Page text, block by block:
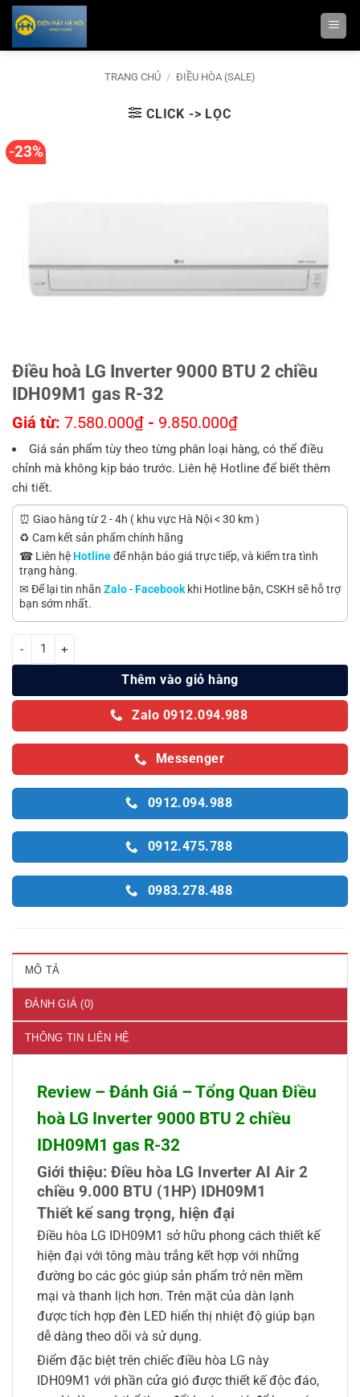
Bỏ
qua
nội
TRANG CHỦ / ĐIỀU HÒA (SALE)
CLICK -> LỌC
-23%
Điều hoà LG Inverter 9000 BTU 2 chiều
IDH09M1 gas R-32
Giá từ: 7.580.000₫ - 9.850.000₫
Giá sản phẩm tùy theo từng phân loại hàng, có thể điều
chỉnh mà không kịp báo trước. Liên hệ Hotline để biết thêm
chi tiết.
⏰ Giao hàng từ 2 - 4h ( khu vực Hà Nội < 30 km )
♻️ Cam kết sản phẩm chính hãng
☎ Liên hệHotlineđể nhận báo giá trực tiếp, và kiểm tra tình
trạng hàng.
✉ Để lại tin nhắn Zalo-Facebook khi Hotline bận, CSKH sẽ hỗ trợ
bạn sớm nhất.
Điều hoà LG Inverter 9000 BTU 2 chiều IDH09M1 gas R-32 số lượng
Thêm vào giỏ hàng
Zalo 0912.094.988
Messenger
0912.094.988
0912.475.788
0983.278.488
MÔ TẢ
ĐÁNH GIÁ (0)
THÔNG TIN LIÊN HỆ
Review – Đánh Giá – Tổng Quan Điều
hoà LG Inverter 9000 BTU 2 chiều
IDH09M1 gas R-32
Giới thiệu: Điều hòa LG Inverter AI Air 2
chiều 9.000 BTU (1HP) IDH09M1
Thiết kế sang trọng, hiện đại
Điều hòa LG IDH09M1 sở hữu phong cách thiết kế
hiện đại với tông màu trắng kết hợp với những
đường bo các góc giúp sản phẩm trở nên mềm
mại và thanh lịch hơn. Trên mặt của dàn lạnh
được tích hợp đèn LED hiển thị nhiệt độ giúp bạn
dễ dàng theo dõi và sử dụng.
Điểm đặc biệt trên chiếc điều hòa LG này
IDH09M1 với phần cửa gió được thiết kế độc đáo,